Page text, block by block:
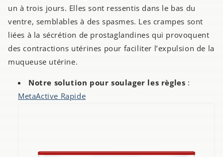
un à trois jours. Elles sont ressentis dans le bas du
ventre, semblables à des spasmes. Les crampes sont
liées à la sécrétion de prostaglandines qui provoquent
des contractions utérines pour faciliter l’expulsion de la
muqueuse utérine.
Notre solution pour soulager les règles :
MetaActive Rapide